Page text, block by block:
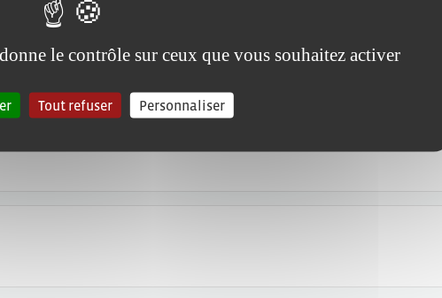
le contrôle sur ceux que vous souhaitez activer
Tout refuser Personnaliser